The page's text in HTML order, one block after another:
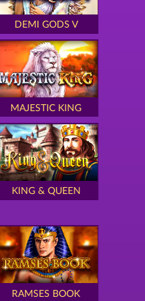
DEMI GODS V
MAJESTIC KING
KING & QUEEN
RAMSES BOOK